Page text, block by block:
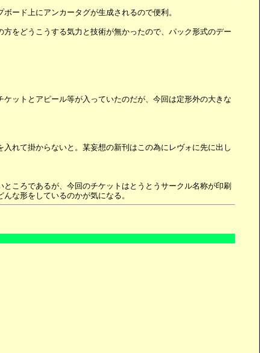
ード上にアンカータグが生成されるので便利。
をどうこうする気力と技術が無かったので、パック形式のデー
ットとアピール等が入っていたのだが、今回は定形外の大きな
れて掛からないと。某妄想の新刊はこの為にレヴォに先に出し
ころであるが、今回のチケットはとうとうサークル名称が印刷
な形をしているのかが気になる。